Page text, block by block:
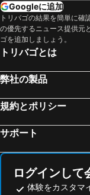
Googleに追加
トリバゴの結果を簡単に確
の優先するニュース提供元
ゴを追加しましょう。
トリバゴとは
弊社の製品
規約とポリシー
サポート
ログインして
体験をカスタマ